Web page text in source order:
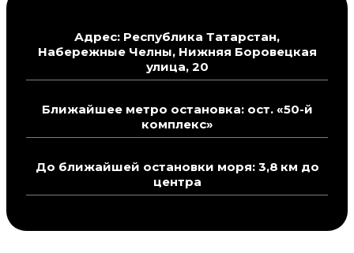
Адрес: Республика Татарстан,
Набережные Челны, Нижняя Боровецкая
улица, 20
Ближайшее метро остановка: ост. «50-й
комплекс»
До ближайшей остановки моря: 3,8 км до
центра